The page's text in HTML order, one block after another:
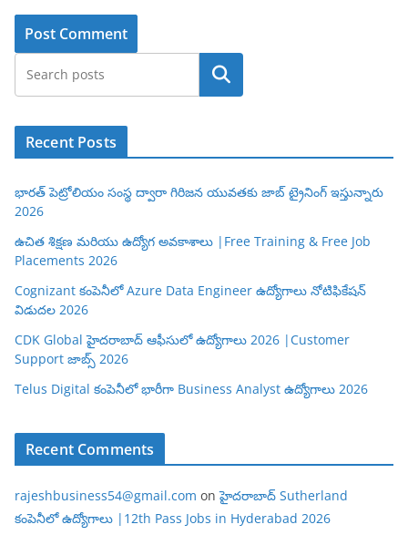
Search
Recent Posts
భారత్ పెట్రోలియం సంస్థ ద్వారా గిరిజన యువతకు జాబ్ ట్రైనింగ్ ఇస్తున్నారు
2026
ఉచిత శిక్షణ మరియు ఉద్యోగ అవకాశాలు |Free Training & Free Job
Placements 2026
Cognizant కంపెనీలో Azure Data Engineer ఉద్యోగాలు నోటిఫికేషన్
విడుదల 2026
CDK Global హైదరాబాద్ ఆఫీసులో ఉద్యోగాలు 2026 |Customer
Support జాబ్స్ 2026
Telus Digital కంపెనీలో భారీగా Business Analyst ఉద్యోగాలు 2026
Recent Comments
rajeshbusiness54@gmail.com onహైదరాబాద్ Sutherland
కంపెనీలో ఉద్యోగాలు |12th Pass Jobs in Hyderabad 2026